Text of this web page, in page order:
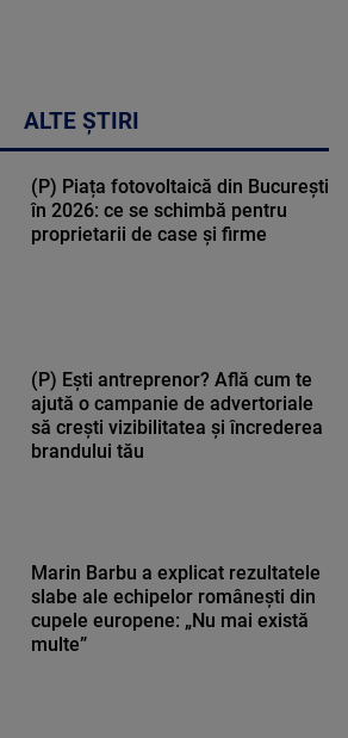
ALTE ȘTIRI
(P) Piața fotovoltaică din București
în 2026: ce se schimbă pentru
proprietarii de case și firme
(P) Ești antreprenor? Află cum te
ajută o campanie de advertoriale
să crești vizibilitatea și încrederea
brandului tău
Marin Barbu a explicat rezultatele
slabe ale echipelor românești din
cupele europene: „Nu mai există
multe”